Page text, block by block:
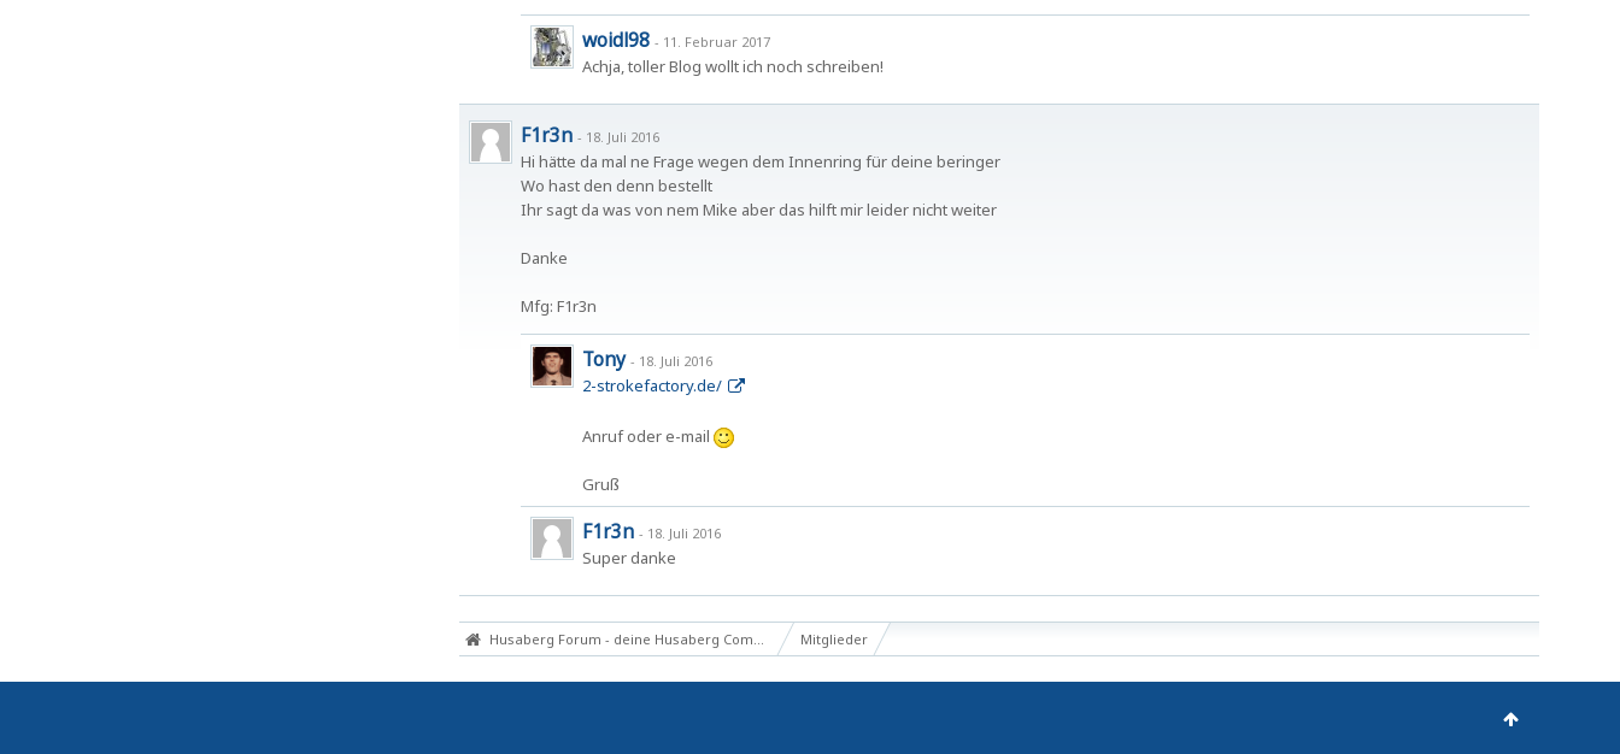
woidl98 - 11. Februar 2017
Achja, toller Blog wollt ich noch schreiben!
F1r3n - 18. Juli 2016
Hi hätte da mal ne Frage wegen dem Innenring für deine beringer
Wo hast den denn bestellt
Ihr sagt da was von nem Mike aber das hilft mir leider nicht weiter
Danke
Mfg: F1r3n
Tony - 18. Juli 2016
2-strokefactory.de/
Anruf oder e-mail
Gruß
F1r3n - 18. Juli 2016
Super danke
Husaberg Forum - deine Husaberg Community Mitglieder